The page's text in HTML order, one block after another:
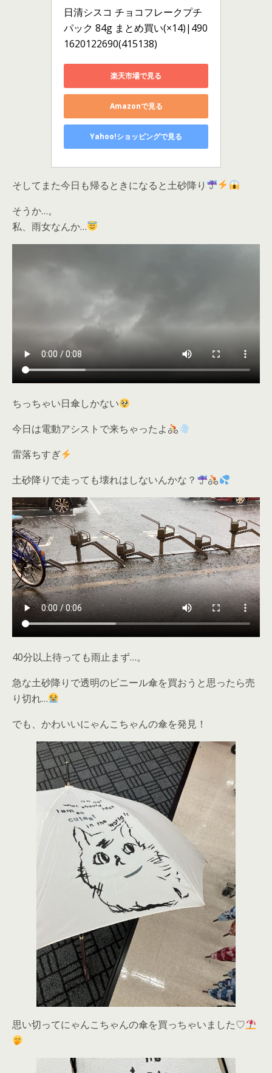
日清シスコ チョコフレークプチ
パック 84g まとめ買い(×14)|490
1620122690(415138)
楽天市場で見る
Amazonで見る
Yahoo!ショッピングで見る
そしてまた今日も帰るときになると土砂降り
そうか…。
私、雨女なんか…
ちっちゃい日傘しかない
今日は電動アシストで来ちゃったよ
雷落ちすぎ
土砂降りで走っても壊れはしないんかな？
40分以上待っても雨止まず…。
急な土砂降りで透明のビニール傘を買おうと思ったら売
り切れ…
でも、かわいいにゃんこちゃんの傘を発見！
思い切ってにゃんこちゃんの傘を買っちゃいました♡